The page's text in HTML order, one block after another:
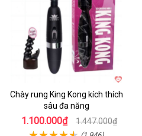
Chày rung King Kong kích thích
sâu đa năng
1.100.000₫ 1.447.000₫